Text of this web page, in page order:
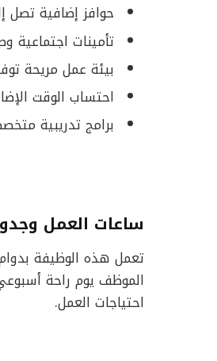
حوافز إضافية تصل إلى 5,000 جنيه مصري بناءً على
تأمينات اجتماعية
بيئة عمل مريحة
احتساب الوقت
برامج تدريبية
ساعات العمل
الموظف يوم راحة
احتياجات العمل.